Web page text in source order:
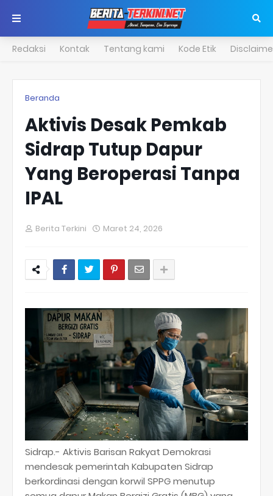
Redaksi Kontak Tentang kami Kode Etik
Beranda
Aktivis Desak Pemkab
Sidrap Tutup Dapur
Yang Beroperasi Tanpa
IPAL
Berita Terkini Maret 24, 2026
Sidrap.- Aktivis Barisan Rakyat Demokrasi
mendesak pemerintah Kabupaten Sidrap
berkordinasi dengan korwil SPPG menutup